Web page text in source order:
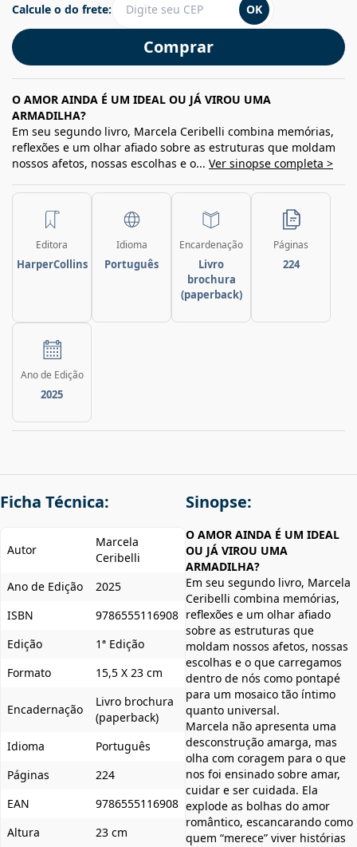
Comprar
Calcule o do frete: OK
O AMOR AINDA É UM IDEAL OU JÁ VIROU UMA
ARMADILHA?
Em seu segundo livro, Marcela Ceribelli combina memórias,
reflexões e um olhar afiado sobre as estruturas que moldam
nossos afetos, nossas escolhas e o... Ver sinopse completa >
Editora
HarperCollins
Idioma
Português
Encardenação
Livro
brochura
(paperback)
Páginas
224
Ano de Edição
2025
Ficha Técnica:
Autor
Marcela
Ceribelli
Ano de Edição
2025
ISBN
9786555116908
Edição
1ª Edição
Formato
15,5 X 23 cm
Encadernação
Livro brochura
(paperback)
Idioma
Português
Páginas
224
EAN
9786555116908
Altura
23 cm
Sinopse:
O AMOR AINDA É UM IDEAL
OU JÁ VIROU UMA
ARMADILHA?
Em seu segundo livro, Marcela
Ceribelli combina memórias,
reflexões e um olhar afiado
sobre as estruturas que
moldam nossos afetos, nossas
escolhas e o que carregamos
dentro de nós como pontapé
para um mosaico tão íntimo
quanto universal.
Marcela não apresenta uma
desconstrução amarga, mas
olha com coragem para o que
nos foi ensinado sobre amar,
cuidar e ser cuidada. Ela
explode as bolhas do amor
romântico, escancarando como
quem “merece” viver histórias